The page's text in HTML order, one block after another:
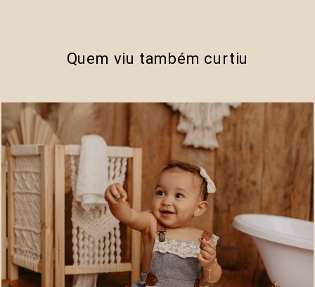
Quem viu também curtiu
578 0